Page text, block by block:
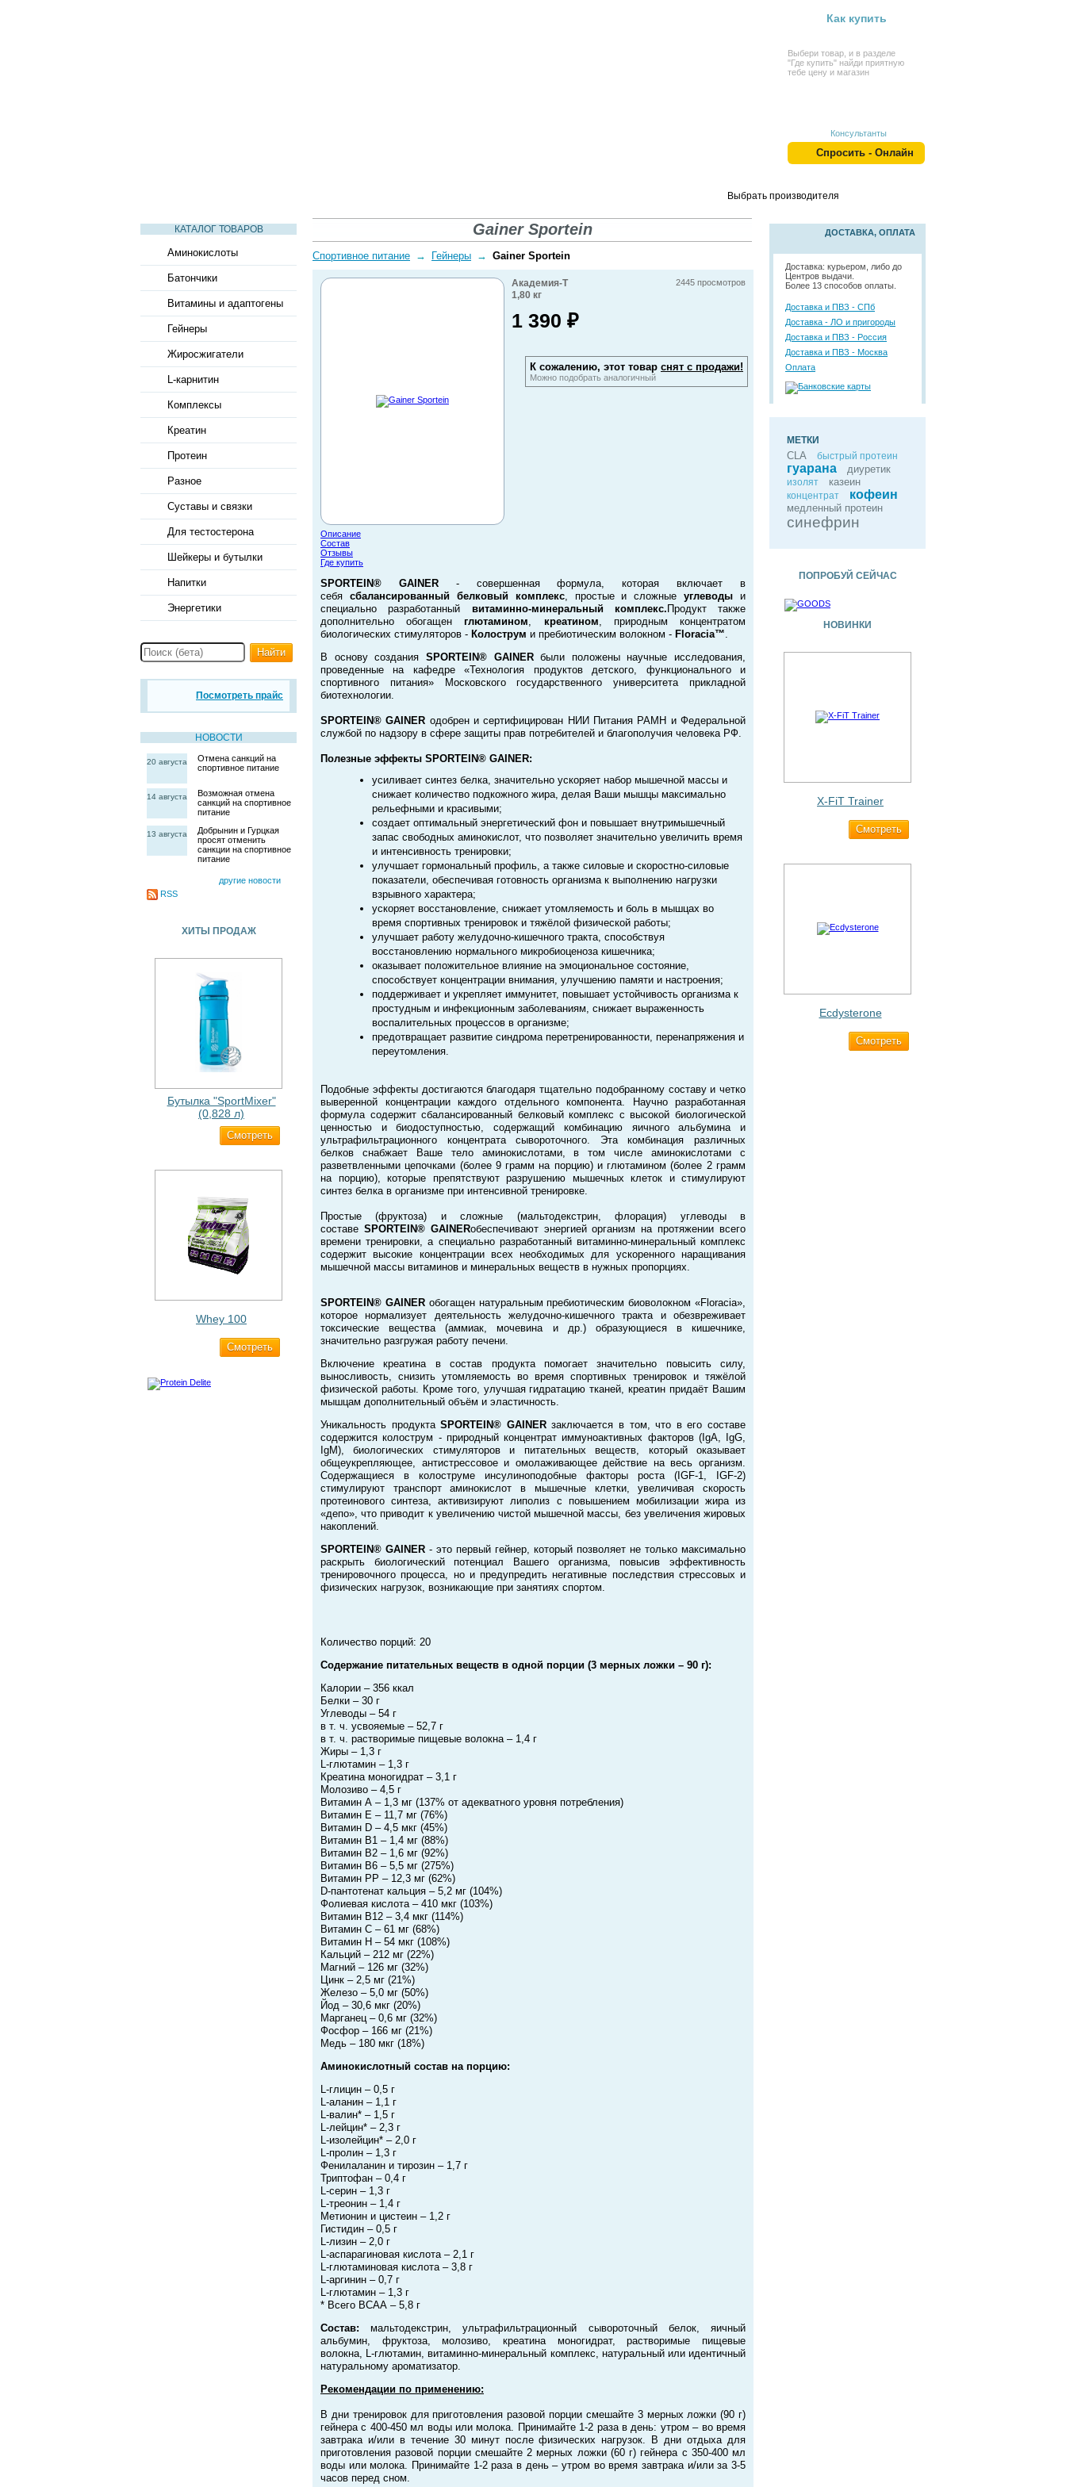
Как купить
Выбери товар, и в разделе
"Где купить" найди приятную
тебе цену и магазин
Консультанты
Спросить - Онлайн
Выбрать производителя
КАТАЛОГ ТОВАРОВ
Аминокислоты
Батончики
Витамины и адаптогены
Гейнеры
Жиросжигатели
L-карнитин
Комплексы
Креатин
Протеин
Разное
Суставы и связки
Для тестостерона
Шейкеры и бутылки
Напитки
Энергетики
Найти
Посмотреть прайс
НОВОСТИ
20 августа
Отмена санкций на
спортивное питание
14 августа
Возможная отмена
санкций на спортивное
питание
13 августа
Добрынин и Гурцкая
просят отменить
санкции на спортивное
питание
другие новости
RSS
ХИТЫ ПРОДАЖ
Бутылка "SportMixer"
(0,828 л)
Cмотреть
Whey 100
Cмотреть
Gainer Sportein
Спортивное питание → Гейнеры → Gainer Sportein
2445 просмотров
Академия-Т
1,80 кг
1 390 ₽
К сожалению, этот товар снят с продажи!
Можно подобрать аналогичный
Описание
Состав
Отзывы
Где купить
SPORTEIN® GAINER- совершенная формула, которая включает в
себя сбалансированный белковый комплекс, простые и сложныеуглеводы и
специально разработанный витаминно-минеральный комплекс. Продукт также
дополнительно обогащенглютамином, креатином, природным концентратом
биологических стимуляторов - Колострум и пребиотическим волокном - Floracia™.
В основу создания SPORTEIN® GAINERбыли положены научные исследования,
проведенные на кафедре «Технология продуктов детского, функционального и
спортивного питания» Московского государственного университета прикладной
биотехнологии.
SPORTEIN® GAINER одобрен и сертифицирован НИИ Питания РАМН и Федеральной
службой по надзору в сфере защиты прав потребителей и благополучия человека РФ.
Полезные эффекты SPORTEIN® GAINER:
усиливает синтез белка, значительно ускоряет набор мышечной массы и
снижает количество подкожного жира, делая Ваши мышцы максимально
рельефными и красивыми;
создает оптимальный энергетический фон и повышает внутримышечный
запас свободных аминокислот, что позволяет значительно увеличить время
и интенсивность тренировки;
улучшает гормональный профиль, а также силовые и скоростно-силовые
показатели, обеспечивая готовность организма к выполнению нагрузки
взрывного характера;
ускоряет восстановление, снижает утомляемость и боль в мышцах во
время спортивных тренировок и тяжёлой физической работы;
улучшает работу желудочно-кишечного тракта, способствуя
восстановлению нормального микробиоценоза кишечника;
оказывает положительное влияние на эмоциональное состояние,
способствует концентрации внимания, улучшению памяти и настроения;
поддерживает и укрепляет иммунитет, повышает устойчивость организма к
простудным и инфекционным заболеваниям, снижает выраженность
воспалительных процессов в организме;
предотвращает развитие синдрома перетренированности, перенапряжения и
переутомления.
Подобные эффекты достигаются благодаря тщательно подобранному составу и четко
выверенной концентрации каждого отдельного компонента. Научно разработанная
формула содержит сбалансированный белковый комплекс с высокой биологической
ценностью и биодоступностью, содержащий комбинацию яичного альбумина и
ультрафильтрационного концентрата сывороточного. Эта комбинация различных
белков снабжает Ваше тело аминокислотами, в том числе аминокислотами с
разветвленными цепочками (более 9 грамм на порцию) и глютамином (более 2 грамм
на порцию), которые препятствуют разрушению мышечных клеток и стимулируют
синтез белка в организме при интенсивной тренировке.
Простые (фруктоза) и сложные (мальтодекстрин, флорация) углеводы в
составе SPORTEIN® GAINERобеспечивают энергией организм на протяжении всего
времени тренировки, а специально разработанный витаминно-минеральный комплекс
содержит высокие концентрации всех необходимых для ускоренного наращивания
мышечной массы витаминов и минеральных веществ в нужных пропорциях.
SPORTEIN® GAINERобогащен натуральным пребиотическим биоволокном «Floracia»,
которое нормализует деятельность желудочно-кишечного тракта и обезвреживает
токсические вещества (аммиак, мочевина и др.) образующиеся в кишечнике,
значительно разгружая работу печени.
Включение креатина в состав продукта помогает значительно повысить силу,
выносливость, снизить утомляемость во время спортивных тренировок и тяжёлой
физической работы. Кроме того, улучшая гидратацию тканей, креатин придаёт Вашим
мышцам дополнительный объём и эластичность.
Уникальность продуктаSPORTEIN® GAINERзаключается в том, что в его составе
содержится колострум - природный концентрат иммуноактивных факторов (IgA, IgG,
IgM), биологических стимуляторов и питательных веществ, который оказывает
общеукрепляющее, антистрессовое и омолаживающее действие на весь организм.
Содержащиеся в колоструме инсулиноподобные факторы роста (IGF-1, IGF-2)
стимулируют транспорт аминокислот в мышечные клетки, увеличивая скорость
протеинового синтеза, активизируют липолиз с повышением мобилизации жира из
«депо», что приводит к увеличению чистой мышечной массы, без увеличения жировых
накоплений.
SPORTEIN® GAINER - это первый гейнер, который позволяет не только максимально
раскрыть биологический потенциал Вашего организма, повысив эффективность
тренировочного процесса, но и предупредить негативные последствия стрессовых и
физических нагрузок, возникающие при занятиях спортом.
Количество порций: 20
Содержание питательных веществ в одной порции (3 мерных ложки – 90 г):
Калории – 356 ккал
Белки – 30 г
Углеводы – 54 г
в т. ч. усвояемые – 52,7 г
в т. ч. растворимые пищевые волокна – 1,4 г
Жиры – 1,3 г
L-глютамин – 1,3 г
Креатина моногидрат – 3,1 г
Молозиво – 4,5 г
Витамин А – 1,3 мг (137% от адекватного уровня потребления)
Витамин Е – 11,7 мг (76%)
Витамин D – 4,5 мкг (45%)
Витамин В1 – 1,4 мг (88%)
Витамин В2 – 1,6 мг (92%)
Витамин В6 – 5,5 мг (275%)
Витамин РР – 12,3 мг (62%)
D-пантотенат кальция – 5,2 мг (104%)
Фолиевая кислота – 410 мкг (103%)
Витамин В12 – 3,4 мкг (114%)
Витамин С – 61 мг (68%)
Витамин Н – 54 мкг (108%)
Кальций – 212 мг (22%)
Магний – 126 мг (32%)
Цинк – 2,5 мг (21%)
Железо – 5,0 мг (50%)
Йод – 30,6 мкг (20%)
Марганец – 0,6 мг (32%)
Фосфор – 166 мг (21%)
Медь – 180 мкг (18%)
Аминокислотный состав на порцию:
L-глицин – 0,5 г
L-аланин – 1,1 г
L-валин* – 1,5 г
L-лейцин* – 2,3 г
L-изолейцин* – 2,0 г
L-пролин – 1,3 г
Фенилаланин и тирозин – 1,7 г
Триптофан – 0,4 г
L-серин – 1,3 г
L-треонин – 1,4 г
Метионин и цистеин – 1,2 г
Гистидин – 0,5 г
L-лизин – 2,0 г
L-аспарагиновая кислота – 2,1 г
L-глютаминовая кислота – 3,8 г
L-аргинин – 0,7 г
L-глютамин – 1,3 г
* Всего ВСАА – 5,8 г
Состав: мальтодекстрин, ультрафильтрационный сывороточный белок, яичный
альбумин, фруктоза, молозиво, креатина моногидрат, растворимые пищевые
волокна, L-глютамин, витаминно-минеральный комплекс, натуральный или идентичный
натуральному ароматизатор.
Рекомендации по применению:
В дни тренировок для приготовления разовой порции смешайте 3 мерных ложки (90 г)
гейнера с 400-450 мл воды или молока. Принимайте 1-2 раза в день: утром – во время
завтрака и/или в течение 30 минут после физических нагрузок.
В дни отдыха для
приготовления разовой порции смешайте 2 мерных ложки (60 г) гейнера с 350-400 мл
воды или молока. Принимайте 1-2 раза в день – утром во время завтрака и/или за 3-5
часов перед сном.
ДОСТАВКА, ОПЛАТА
Доставка: курьером, либо до
Центров выдачи.
Более 13 способов оплаты.
Доставка и ПВЗ - СПб
Доставка - ЛО и пригороды
Доставка и ПВЗ - Россия
Доставка и ПВЗ - Москва
Оплата
МЕТКИ
CLA быстрый протеин
гуарана диуретик
изолят казеин
концентрат кофеин
медленный протеин
синефрин
ПОПРОБУЙ СЕЙЧАС
НОВИНКИ
X-FiT Trainer
Cмотреть
Ecdysterone
Cмотреть